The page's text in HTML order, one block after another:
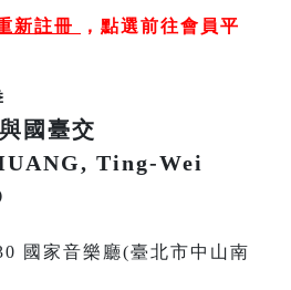
新註冊 ， 點選前往會員平
國臺交
Ting-Wei
國家音樂廳(臺北市中山南